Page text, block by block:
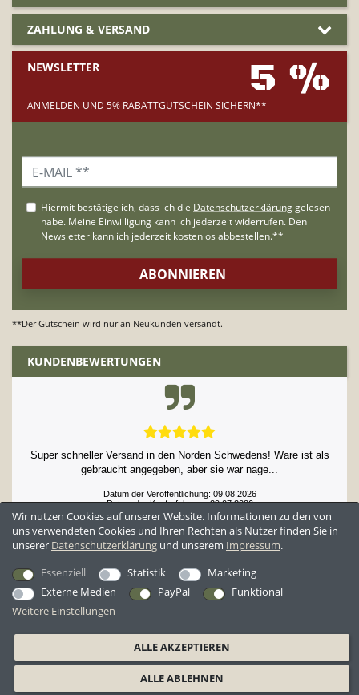
ZAHLUNG & VERSAND
NEWSLETTER 5 %
ANMELDEN UND 5% RABATTGUTSCHEIN SICHERN**
**Der Gutschein wird nur an Neukunden versandt.
KUNDENBEWERTUNGEN
Super schneller Versand in den Norden Schwedens! Ware ist als
gebraucht angegeben, aber sie war nage...
Datum der Veröffentlichung: 09.08.2026
Datum der Kauferfahrung: 29.07.2026
Wir nutzen Cookies auf unserer Website. Informationen zu den von
uns verwendeten Cookies und Ihren Rechten als Nutzer finden Sie in
unserer Daten­schutz­erklärung und unserem Impressum.
Essenziell
Statistik
Marketing
Externe Medien
PayPal
Funktional
Weitere Einstellungen
ALLE AKZEPTIEREN
ALLE ABLEHNEN
AGB Datenschutzerklärung Widerrufsrecht
Widerrufsformular
Barrierefreiheitserklärung
Impressum